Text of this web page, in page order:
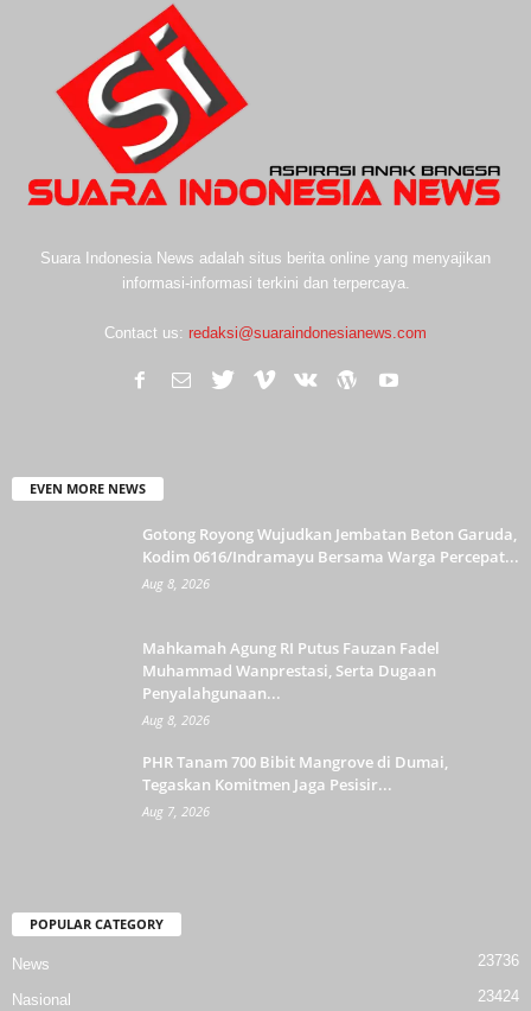
Suara Indonesia News adalah situs berita online yang menyajikan
informasi-informasi terkini dan terpercaya.
Contact us: redaksi@suaraindonesianews.com
EVEN MORE NEWS
Gotong Royong Wujudkan Jembatan Beton Garuda,
Kodim 0616/Indramayu Bersama Warga Percepat...
Aug 8, 2026
Mahkamah Agung RI Putus Fauzan Fadel
Muhammad Wanprestasi, Serta Dugaan
Penyalahgunaan...
Aug 8, 2026
PHR Tanam 700 Bibit Mangrove di Dumai,
Tegaskan Komitmen Jaga Pesisir...
Aug 7, 2026
POPULAR CATEGORY
News 23736
Nasional 23424